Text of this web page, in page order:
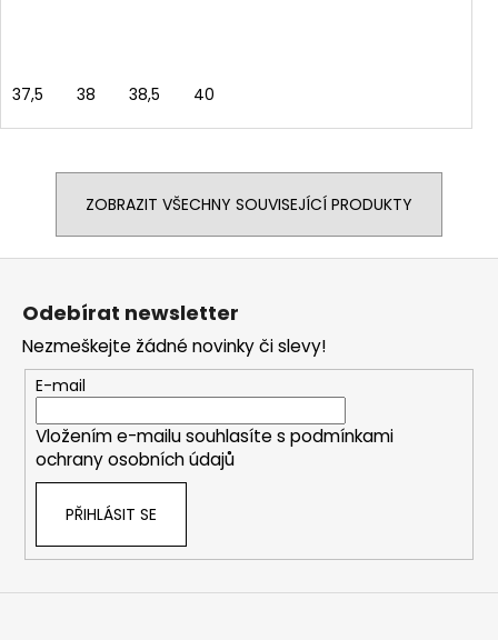
37,5 38 38,5 40
ZOBRAZIT VŠECHNY SOUVISEJÍCÍ PRODUKTY
Odebírat newsletter
Nezmeškejte žádné novinky či slevy!
E-mail
Vložením e-mailu souhlasíte s podmínkami
ochrany osobních údajů
PŘIHLÁSIT SE